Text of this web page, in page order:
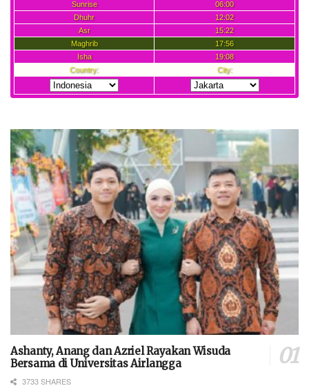
Ashanty, Anang dan Azriel Rayakan Wisuda
Bersama di Universitas Airlangga
3733 SHARES